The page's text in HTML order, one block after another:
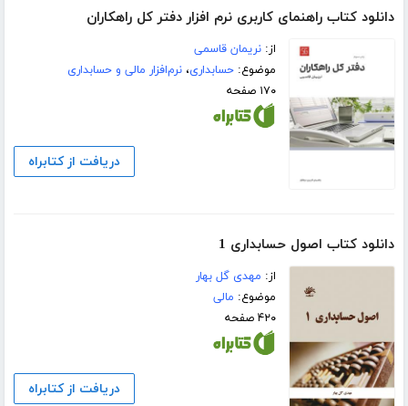
دانلود کتاب راهنمای کاربری نرم افزار دفتر کل راهکاران
از:نریمان قاسمی
موضوع:حسابداری،نرم‌افزار مالی و حسابداری
۱۷۰ صفحه
دریافت از کتابراه
دانلود کتاب اصول حسابداری 1
از: مهدی گل بهار
موضوع: مالی
۴۲۰ صفحه
دریافت از کتابراه